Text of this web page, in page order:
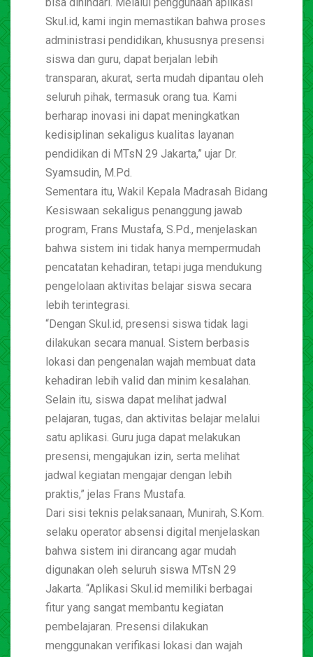
Skul.id, kami ingin memastikan bahwa proses
administrasi pendidikan, khususnya presensi
siswa dan guru, dapat berjalan lebih
transparan, akurat, serta mudah dipantau oleh
seluruh pihak, termasuk orang tua. Kami
berharap inovasi ini dapat meningkatkan
kedisiplinan sekaligus kualitas layanan
pendidikan di MTsN 29 Jakarta,” ujar Dr.
Syamsudin, M.Pd.
Sementara itu, Wakil Kepala Madrasah Bidang
Kesiswaan sekaligus penanggung jawab
program, Frans Mustafa, S.Pd., menjelaskan
bahwa sistem ini tidak hanya mempermudah
pencatatan kehadiran, tetapi juga mendukung
pengelolaan aktivitas belajar siswa secara
lebih terintegrasi.
“Dengan Skul.id, presensi siswa tidak lagi
dilakukan secara manual. Sistem berbasis
lokasi dan pengenalan wajah membuat data
kehadiran lebih valid dan minim kesalahan.
Selain itu, siswa dapat melihat jadwal
pelajaran, tugas, dan aktivitas belajar melalui
satu aplikasi. Guru juga dapat melakukan
presensi, mengajukan izin, serta melihat
jadwal kegiatan mengajar dengan lebih
praktis,” jelas Frans Mustafa.
Dari sisi teknis pelaksanaan, Munirah, S.Kom.
selaku operator absensi digital menjelaskan
bahwa sistem ini dirancang agar mudah
digunakan oleh seluruh siswa MTsN 29
Jakarta. “Aplikasi Skul.id memiliki berbagai
fitur yang sangat membantu kegiatan
pembelajaran. Presensi dilakukan
menggunakan verifikasi lokasi dan wajah